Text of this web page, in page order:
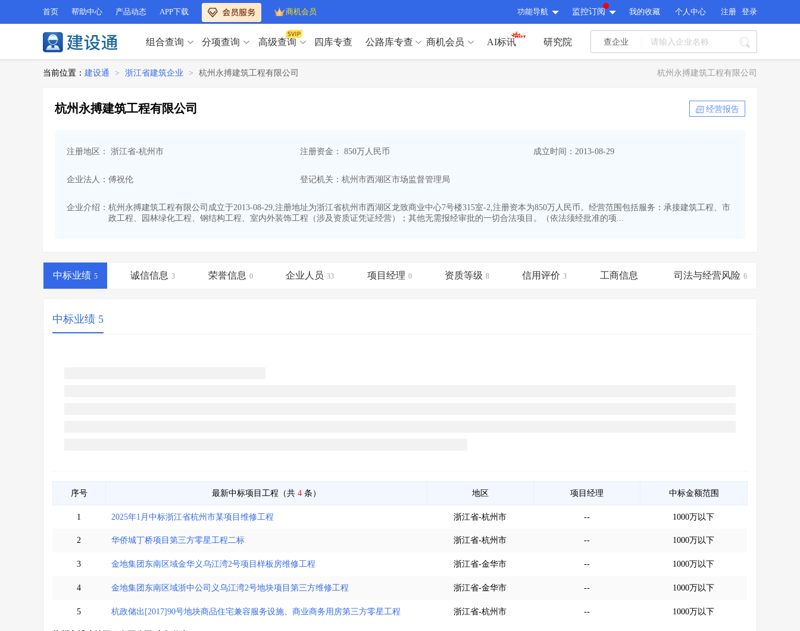
首页 帮助中心 产品动态 APP下载 商机会员 功能导航 监控订阅 我的收藏 个人中心 注册 登录
分项查询（VIP）
查资质 > 查人员>
查荣誉 > 查诚信 >
招标信息>
公路库专查>
宏观经济>
商机会员
土地交易
省市重点项目 >
研究报告>
其他服务
组合查询 分项查询 高级查询 四库专查 公路库专查 商机会员 AI标讯 研究院 查企业
查荣誉>
招标信息>
省库业绩查询
水利库专查>
组合查询-广州>
下浮率>
宏观经济 > 建企舆情>
政策规划> 招投标规则 >
业主专查 项目商机
API接口 > 市场经营AI云平台>
会员服务 > 数据导出服务 >
当前位置： 建设通 > 浙江省建筑企业 > 杭州永搏建筑工程有限公司 杭州永搏建筑工程有限公司
杭州永搏建筑工程有限公司 经营报告
注册地区： 浙江省-杭州市 注册资金： 850万人民币 成立时间：2013-08-29
企业法人：傅祝伦 登记机关：杭州市西湖区市场监督管理局
企业介绍： 杭州永搏建筑工程有限公司成立于2013-08-29,注册地址为浙江省杭州市西湖区龙致商业中心7号楼315室-2,注册资本为850万人民币。经营范围包括服务：承接建筑工程、市
政工程、园林绿化工程、钢结构工程、室内外装饰工程（涉及资质证凭证经营）；其他无需报经审批的一切合法项目。（依法须经批准的项...
中标业绩 5 诚信信息 3 荣誉信息 0 企业人员 33 项目经理 0 资质等级 8 信用评价 3 工商信息 司法与经营风险 6
中标业绩 5
序号 最新中标项目工程（共 4 条） 地区 项目经理 中标金额范围
1 2025年1月中标浙江省杭州市某项目维修工程 浙江省-杭州市 -- 1000万以下
2 华侨城丁桥项目第三方零星工程二标 浙江省-杭州市 -- 1000万以下
3 金地集团东南区域金华义乌江湾2号项目样板房维修工程 浙江省-金华市 -- 1000万以下
4 金地集团东南区域浙中公司义乌江湾2号地块项目第三方维修工程 浙江省-金华市 -- 1000万以下
5 杭政储出[2017]90号地块商品住宅兼容服务设施、商业商务用房第三方零星工程 浙江省-杭州市 -- 1000万以下